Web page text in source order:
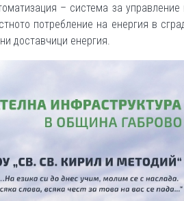
– система за управление
потребление на енергия в
доставчици енергия.